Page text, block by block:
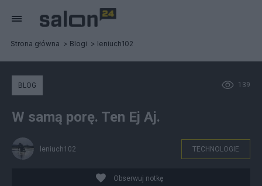
Strona główna Blogi leniuch102
139
BLOG
W samą porę. Ten Ej Aj.
leniuch102 TECHNOLOGIE
Obserwuj notkę